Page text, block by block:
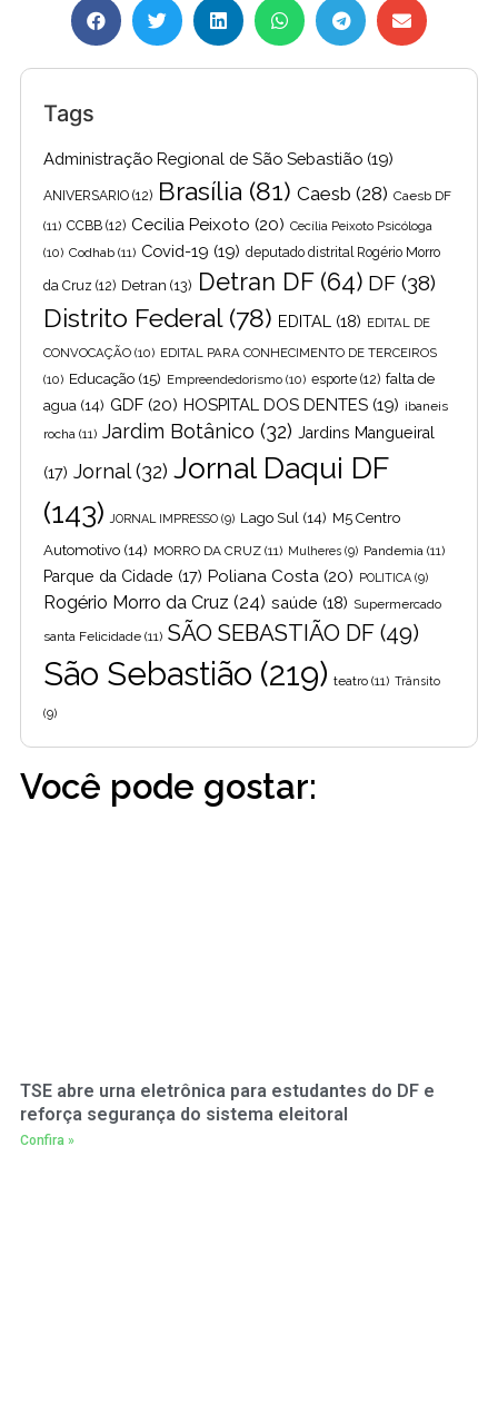
Tags
Administração Regional de São Sebastião (19)
ANIVERSARIO (12) Brasília (81) Caesb (28) Caesb DF
(11) CCBB (12) Cecilia Peixoto (20) Cecília Peixoto Psicóloga
(10) Codhab (11) Covid-19 (19) deputado distrital Rogério Morro
da Cruz (12) Detran (13) Detran DF(64) DF (38)
Distrito Federal(78) EDITAL (18) EDITAL DE
CONVOCAÇÃO (10) EDITAL PARA CONHECIMENTO DE TERCEIROS
(10) Educação (15) Empreendedorismo (10) esporte (12) falta de
agua (14) GDF (20) HOSPITAL DOS DENTES (19) ibaneis
rocha (11) Jardim Botânico (32) Jardins Mangueiral
(17) Jornal(32) Jornal Daqui DF
(143)
JORNAL IMPRESSO (9) Lago Sul (14) M5 Centro
Automotivo (14) MORRO DA CRUZ (11) Mulheres (9) Pandemia (11)
Parque da Cidade (17) Poliana Costa (20) POLITICA (9)
Rogério Morro da Cruz (24) saúde (18) Supermercado
santa Felicidade (11) SÃO SEBASTIÃO DF (49)
São Sebastião (219) teatro (11) Trânsito
(9)
Você pode gostar:
TSE abre urna eletrônica para estudantes do DF e
reforça segurança do sistema eleitoral
Confira »